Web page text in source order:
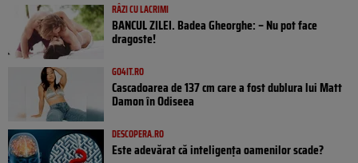
RÂZI CU LACRIMI
BANCUL ZILEI. Badea Gheorghe: – Nu pot face
dragoste!
GO4IT.RO
Cascadoarea de 137 cm care a fost dublura lui Matt
Damon în Odiseea
DESCOPERA.RO
Este adevărat că inteligența oamenilor scade?